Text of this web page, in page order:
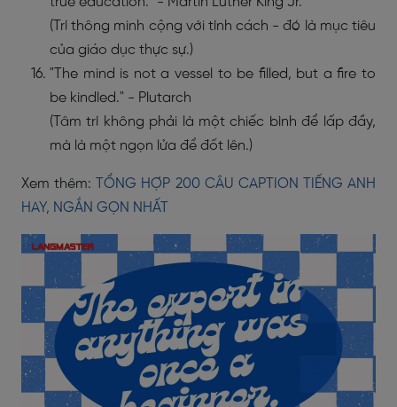
(Trí thông minh cộng với tính cách - đó là mục tiêu
của giáo dục thực sự.)
"The mind is not a vessel to be filled, but a fire to
be kindled." - Plutarch
(Tâm trí không phải là một chiếc bình để lấp đầy,
mà là một ngọn lửa để đốt lên.)
Xem thêm:
TỔNG HỢP 200 CÂU CAPTION TIẾNG ANH
HAY, NGẮN GỌN NHẤT